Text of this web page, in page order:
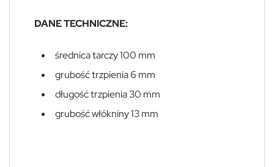
DANE TECHNICZNE:
średnica tarczy 100 mm
grubość trzpienia 6 mm
długość trzpienia 30 mm
grubość włókniny 13 mm